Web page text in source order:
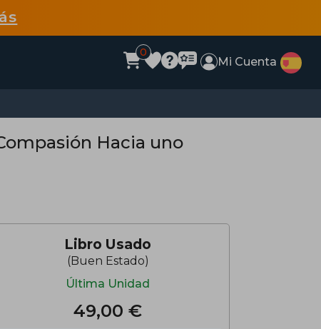
0
Mi Cuenta
Hacia uno
Libro Usado
(Buen Estado)
Última Unidad
49,00 €